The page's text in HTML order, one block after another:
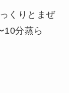
くりとまぜ
10分蒸ら